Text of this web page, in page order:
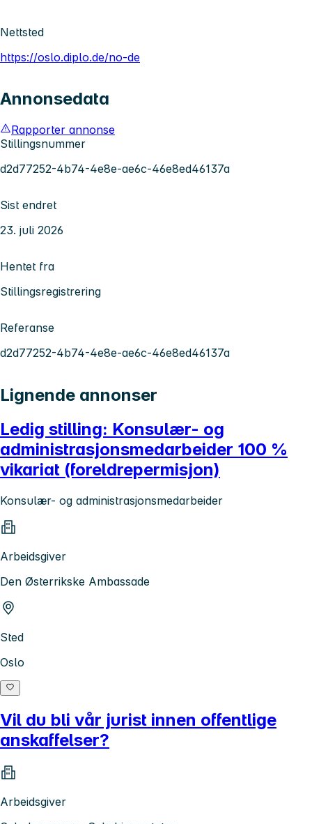
Nettsted
https://oslo.diplo.de/no-de
Annonsedata
Rapporter annonse
Stillingsnummer
d2d77252-4b74-4e8e-ae6c-46e8ed46137a
Sist endret
23. juli 2026
Hentet fra
Stillingsregistrering
Referanse
d2d77252-4b74-4e8e-ae6c-46e8ed46137a
Lignende annonser
Ledig stilling: Konsulær- og
administrasjonsmedarbeider 100 %
vikariat (foreldrepermisjon)
Konsulær- og administrasjonsmedarbeider
Arbeidsgiver
Den Østerrikske Ambassade
Sted
Oslo
Vil du bli vår jurist innen offentlige
anskaffelser?
Arbeidsgiver